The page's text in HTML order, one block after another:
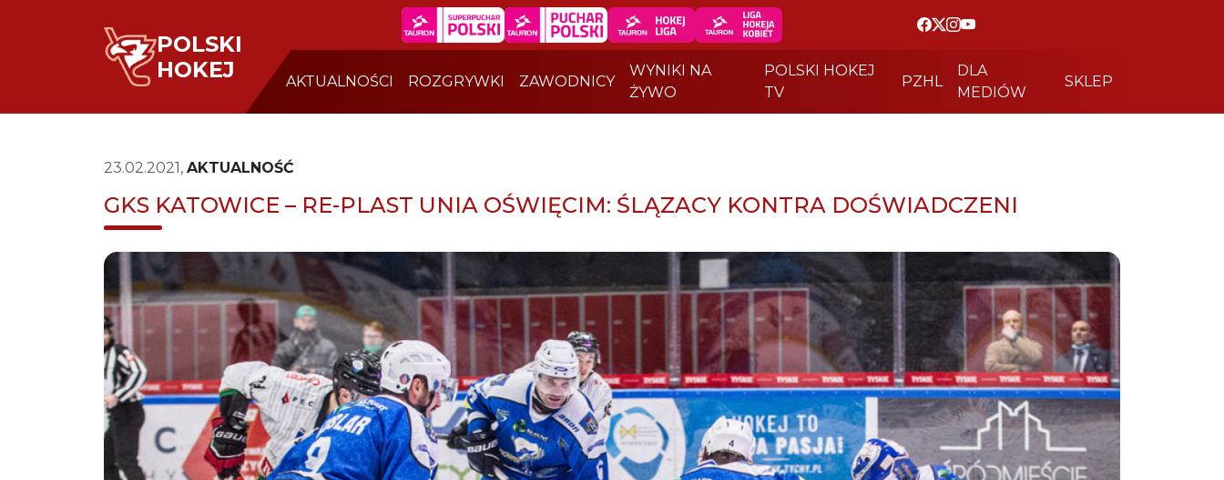
POLSKI
HOKEJ
AKTUALNOŚCI ROZGRYWKI ZAWODNICY
WYNIKI NA
ŻYWO
POLSKI HOKEJ
TV
PZHL
DLA
MEDIÓW
SKLEP
23.02.2021, AKTUALNOŚĆ
GKS KATOWICE – RE-PLAST UNIA OŚWIĘCIM: ŚLĄZACY KONTRA DOŚWIADCZENI